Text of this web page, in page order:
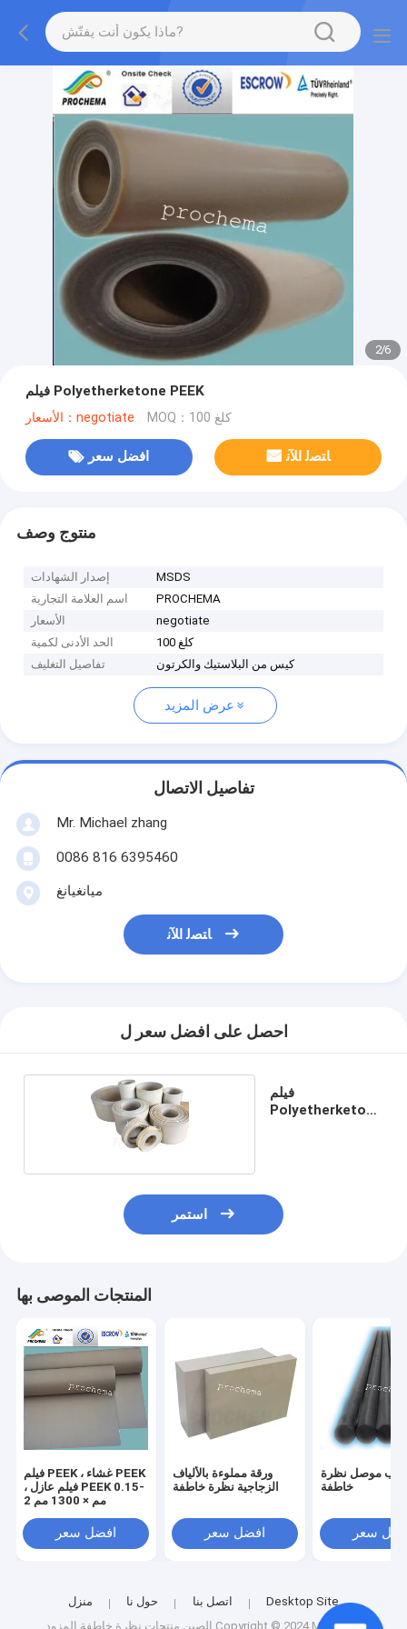
2/6
فيلم Polyetherketone PEEK
الأسعار：negotiate MOQ：100 كلغ
افضل سعر ﺎﺘﺼﻟ ﺍﻶﻧ
منتوج وصف
إصدار الشهادات
MSDS
اسم العلامة التجارية
PROCHEMA
الأسعار
negotiate
الحد الأدنى لكمية
100 كلغ
تفاصيل التغليف
كيس من البلاستيك والكرتون
عرض المزيد
تفاصيل الاتصال
Mr. Michael zhang
0086 816 6395460
ميانغيانغ
ﺎﺘﺼﻟ ﺍﻶﻧ
احصل على افضل سعر ل
فيلم
Polyetherketone
استمر
المنتجات الموصى بها
فيلم PEEK ، غشاء PEEK
، فيلم عازل PEEK 0.15-
2 مم × 1300 مم
افضل سعر
ورقة مملوءة بالألياف
الزجاجية نظرة خاطفة
افضل سعر
موصل نظرة
خاطفة
سعر
منزل حول نا اتصل بنا
Desktop Site
الصين منتجات نظرة خاطفة المزود.Copyright © 2024 Mianyang